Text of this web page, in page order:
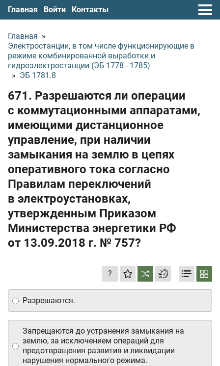
Главная Войти Контакты
Главная »
Электростанции, в том числе функционирующие в
режиме комбинированной выработки и
гидроэлектростанции (ЭБ 1778 - 1785)
» ЭБ 1781.8
671. Разрешаются ли операции
с коммутационными аппаратами,
имеющими дистанционное
управление, при наличии
замыкания на землю в цепях
оперативного тока согласно
Правилам переключений
в электроустановках,
утвержденным Приказом
Министерства энергетики РФ
от 13.09.2018 г. № 757?
?
Разрешаются.
Запрещаются до устранения замыкания на
землю, за исключением операций для
предотвращения развития и ликвидации
нарушения нормального режима.